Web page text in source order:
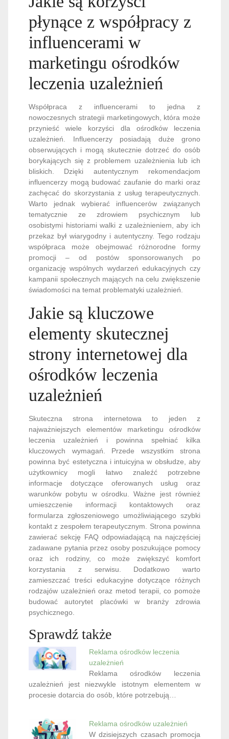
płynące z współpracy z
influencerami w
marketingu ośrodków
leczenia uzależnień
Współpraca z influencerami to jedna z
nowoczesnych strategii marketingowych, która może
przynieść wiele korzyści dla ośrodków leczenia
uzależnień. Influencerzy posiadają duże grono
obserwujących i mogą skutecznie dotrzeć do osób
borykających się z problemem uzależnienia lub ich
bliskich. Dzięki autentycznym rekomendacjom
influencerzy mogą budować zaufanie do marki oraz
zachęcać do skorzystania z usług terapeutycznych.
Warto jednak wybierać influencerów związanych
tematycznie ze zdrowiem psychicznym lub
osobistymi historiami walki z uzależnieniem, aby ich
przekaz był wiarygodny i autentyczny. Tego rodzaju
współpraca może obejmować różnorodne formy
promocji – od postów sponsorowanych po
organizację wspólnych wydarzeń edukacyjnych czy
kampanii społecznych mających na celu zwiększenie
świadomości na temat problematyki uzależnień.
Jakie są kluczowe
elementy skutecznej
strony internetowej dla
ośrodków leczenia
uzależnień
Skuteczna strona internetowa to jeden z
najważniejszych elementów marketingu ośrodków
leczenia uzależnień i powinna spełniać kilka
kluczowych wymagań. Przede wszystkim strona
powinna być estetyczna i intuicyjna w obsłudze, aby
użytkownicy mogli łatwo znaleźć potrzebne
informacje dotyczące oferowanych usług oraz
warunków pobytu w ośrodku. Ważne jest również
umieszczenie informacji kontaktowych oraz
formularza zgłoszeniowego umożliwiającego szybki
kontakt z zespołem terapeutycznym. Strona powinna
zawierać sekcję FAQ odpowiadającą na najczęściej
zadawane pytania przez osoby poszukujące pomocy
oraz ich rodziny, co może zwiększyć komfort
korzystania z serwisu. Dodatkowo warto
zamieszczać treści edukacyjne dotyczące różnych
rodzajów uzależnień oraz metod terapii, co pomoże
budować autorytet placówki w branży zdrowia
psychicznego.
Sprawdź także
Reklama ośrodków leczenia
uzależnień
Reklama ośrodków leczenia
uzależnień jest niezwykle istotnym elementem w
procesie dotarcia do osób, które potrzebują…
Reklama ośrodków uzależnień
W dzisiejszych czasach promocja